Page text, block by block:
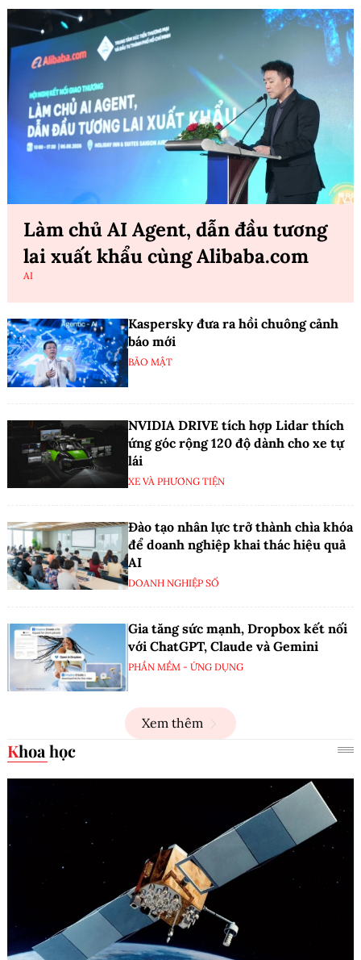
Làm chủ AI Agent, dẫn đầu tương
lai xuất khẩu cùng Alibaba.com
AI
Kaspersky đưa ra hồi chuông cảnh
báo mới
BẢO MẬT
NVIDIA DRIVE tích hợp Lidar thích
ứng góc rộng 120 độ dành cho xe tự
lái
XE VÀ PHƯƠNG TIỆN
Đào tạo nhân lực trở thành chìa khóa
để doanh nghiệp khai thác hiệu quả
AI
DOANH NGHIỆP SỐ
Gia tăng sức mạnh, Dropbox kết nối
với ChatGPT, Claude và Gemini
PHẦN MỀM - ỨNG DỤNG
Xem thêm
Khoa học